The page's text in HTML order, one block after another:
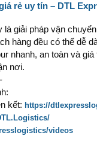
rẻ uy tín – DTL
giải pháp vận
hàng đều có thể dễ
nhanh, an toàn và
nơi.
kết: https://
videos